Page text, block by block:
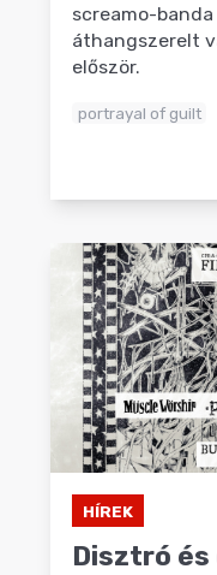
screamo-
áthangszerelt
először.
portrayal of guilt
HÍREK
Disztró